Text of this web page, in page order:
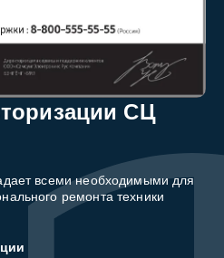
СЦ
всеми необходимыми для
ремонта техники